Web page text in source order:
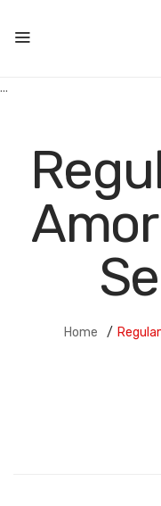
...
Home /